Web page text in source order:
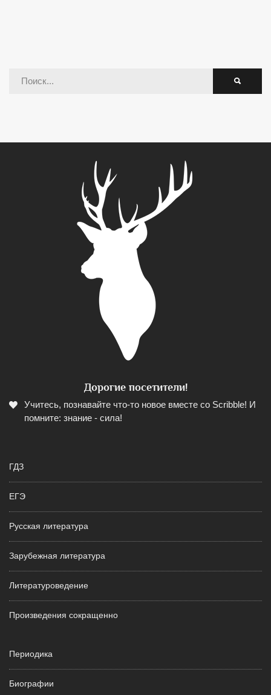
Дорогие посетители!
Учитесь, познавайте что-то новое вместе со Scribble! И
помните: знание - сила!
ГДЗ
ЕГЭ
Русская литература
Зарубежная литература
Литературоведение
Произведения сокращенно
Периодика
Биографии